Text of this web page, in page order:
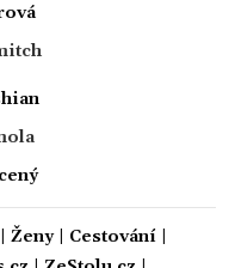
Ženy| Cestování|